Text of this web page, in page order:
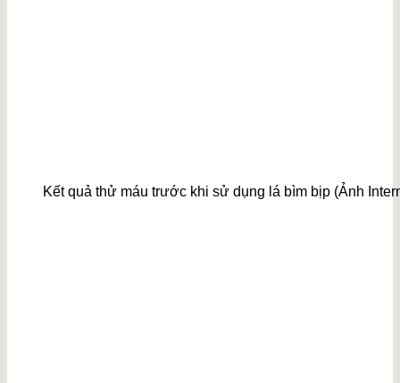
Kết quả thử máu trước khi sử dụng lá bìm bịp (Ảnh